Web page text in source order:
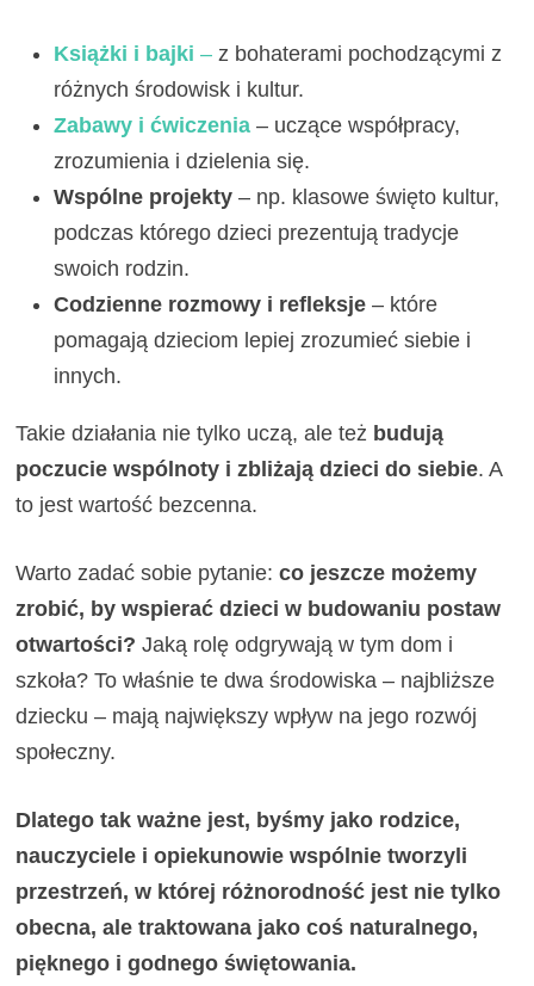
Książki i bajki – z bohaterami pochodzącymi z
różnych środowisk i kultur.
Zabawy i ćwiczenia – uczące współpracy,
zrozumienia i dzielenia się.
Wspólne projekty – np. klasowe święto kultur,
podczas którego dzieci prezentują tradycje
swoich rodzin.
Codzienne rozmowy i refleksje – które
pomagają dzieciom lepiej zrozumieć siebie i
innych.
Takie działania nie tylko uczą, ale też budują
poczucie wspólnoty i zbliżają dzieci do siebie. A
to jest wartość bezcenna.
Warto zadać sobie pytanie:co jeszcze możemy
zrobić, by wspierać dzieci w budowaniu postaw
otwartości? Jaką rolę odgrywają w tym dom i
szkoła? To właśnie te dwa środowiska – najbliższe
dziecku – mają największy wpływ na jego rozwój
społeczny.
Dlatego tak ważne jest, byśmy jako rodzice,
nauczyciele i opiekunowie wspólnie tworzyli
przestrzeń, w której różnorodność jest nie tylko
obecna, ale traktowana jako coś naturalnego,
pięknego i godnego świętowania.